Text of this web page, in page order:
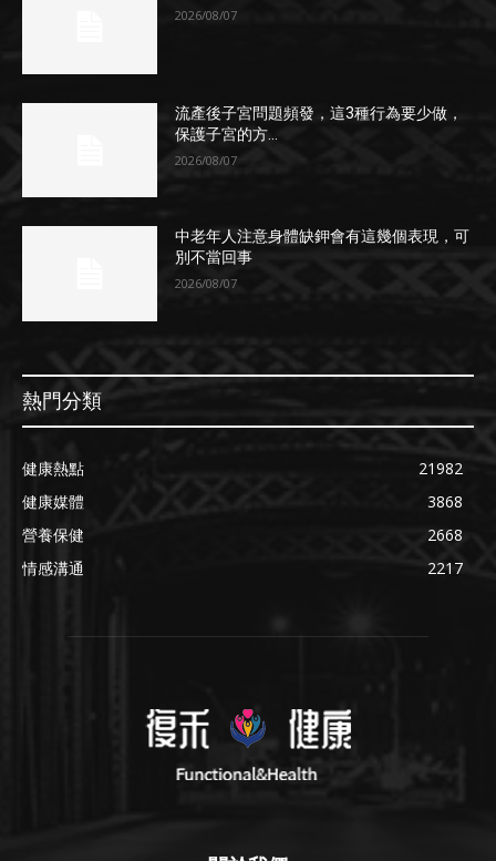
2026/08/07
流產後子宮問題頻發，這3種行為要少做，
保護子宮的方...
2026/08/07
中老年人注意身體缺鉀會有這幾個表現，可
別不當回事
2026/08/07
熱門分類
健康熱點
21982
健康媒體
3868
營養保健
2668
情感溝通
2217